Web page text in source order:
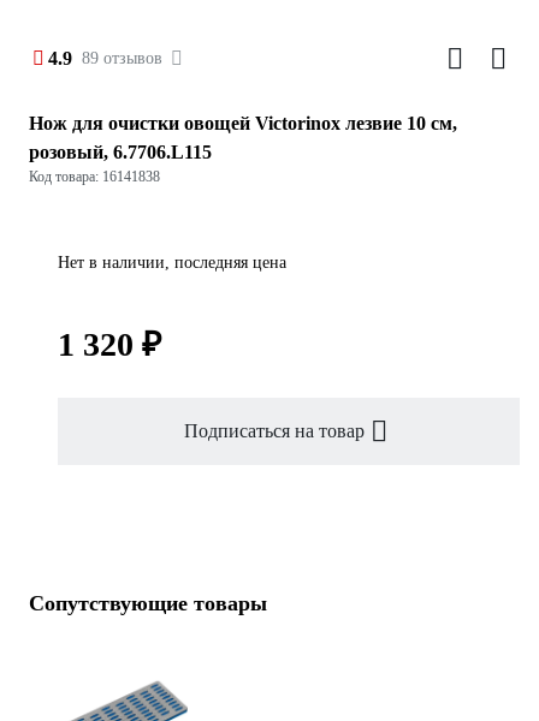
4.9 89 отзывов
Нож для очистки овощей Victorinox лезвие 10 см,
розовый, 6.7706.L115
Код товара: 16141838
Нет в наличии, последняя цена
1 320 ₽
Подписаться на товар
Сопутствующие товары